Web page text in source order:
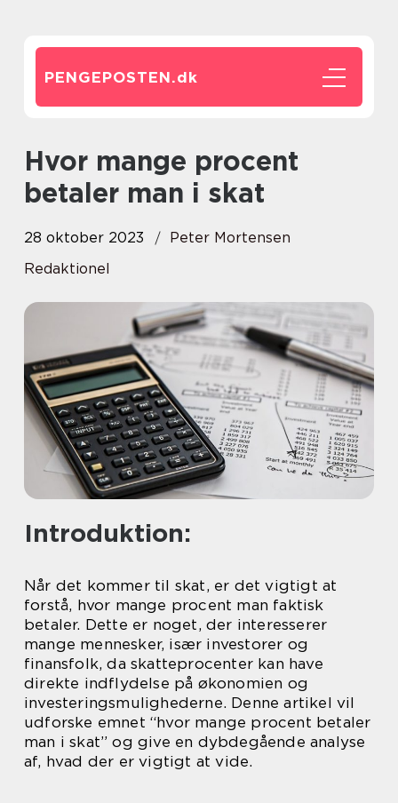
PENGEPOSTEN.dk
Hvor mange procent
betaler man i skat
28 oktober 2023
Peter Mortensen
Redaktionel
Introduktion:
Når det kommer til skat, er det vigtigt at
forstå, hvor mange procent man faktisk
betaler. Dette er noget, der interesserer
mange mennesker, især investorer og
finansfolk, da skatteprocenter kan have
direkte indflydelse på økonomien og
investeringsmulighederne. Denne artikel vil
udforske emnet “hvor mange procent betaler
man i skat” og give en dybdegående analyse
af, hvad der er vigtigt at vide.